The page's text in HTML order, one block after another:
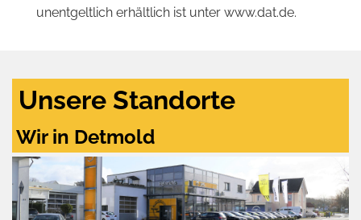
unentgeltlich erhältlich ist unter www.dat.de.
Unsere Standorte
Wir in Detmold